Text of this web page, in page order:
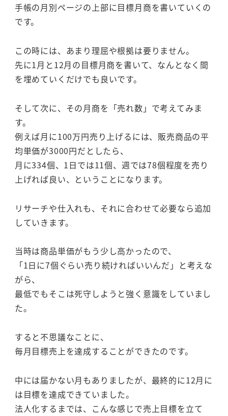
手帳の月別ページの上部に目標月商を書いていくの
です。
この時には、あまり理屈や根拠は要りません。
先に1月と12月の目標月商を書いて、なんとなく間
を埋めていくだけでも良いです。
そして次に、その月商を「売れ数」で考えてみま
す。
例えば月に100万円売り上げるには、販売商品の平
均単価が3000円だとしたら、
月に334個、1日では11個、週では78個程度を売り
上げれば良い、ということになります。
リサーチや仕入れも、それに合わせて必要なら追加
していきます。
当時は商品単価がもう少し高かったので、
「1日に7個ぐらい売り続ければいいんだ」と考えな
がら、
最低でもそこは死守しようと強く意識をしていまし
た。
すると不思議なことに、
毎月目標売上を達成することができたのです。
中には届かない月もありましたが、最終的に12月に
は目標を達成できていました。
法人化するまでは、こんな感じで売上目標を立て